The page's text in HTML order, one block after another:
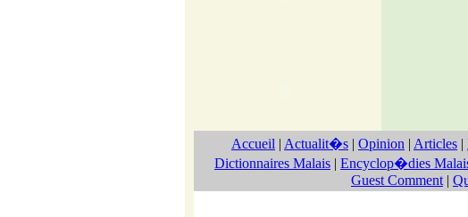
Accueil | Actualit�s | Opinion | Articles |
Dictionnaires Malais | Encyclop�dies
Guest Comment |